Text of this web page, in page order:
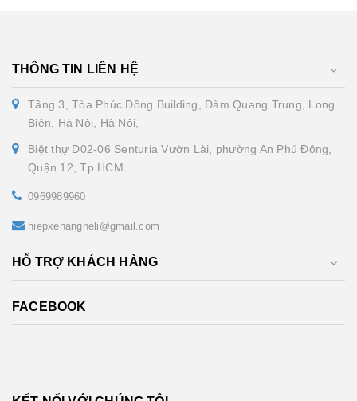
THÔNG TIN LIÊN HỆ
Tầng 3, Tòa Phúc Đồng Building, Đàm Quang Trung, Long
Biên, Hà Nội, Hà Nội,
Biệt thự D02-06 Senturia Vườn Lài, phường An Phú Đông,
Quận 12, Tp.HCM
0969989960
hiepxenangheli@gmail.com
HỖ TRỢ KHÁCH HÀNG
FACEBOOK